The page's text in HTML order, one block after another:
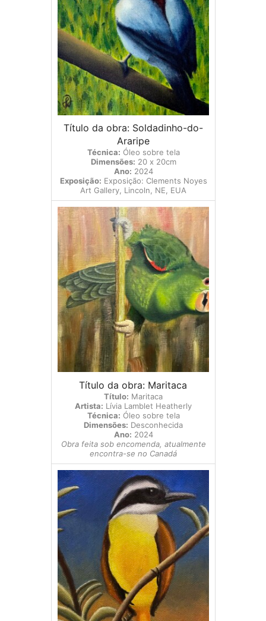
Título da obra: Soldadinho-do-
Araripe
Técnica: Óleo sobre tela
Dimensões: 20 x 20cm
Ano: 2024
Exposição: Exposição: Clements Noyes
Art Gallery, Lincoln, NE, EUA
Título da obra: Maritaca
Título: Maritaca
Artista: Lívia Lamblet Heatherly
Técnica: Óleo sobre tela
Dimensões: Desconhecida
Ano: 2024
Obra feita sob encomenda, atualmente
encontra-se no Canadá